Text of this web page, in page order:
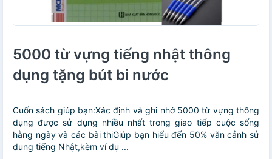
5000 từ vựng tiếng nhật thông
dụng tặng bút bi nước
Cuốn sách giúp bạn:Xác định và ghi nhớ 5000 từ vựng thông
dụng được sử dụng nhiều nhất trong giao tiếp cuộc sống
hằng ngày và các bài thiGiúp bạn hiểu đến 50% văn cảnh sử
dung tiếng Nhật,kèm ví dụ ...